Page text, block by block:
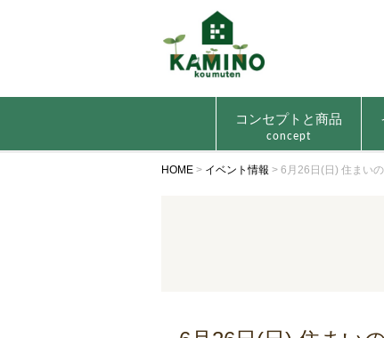
コンセプトと商品
concept
HOME > イベント情報 > 6月26日(日) 住まい